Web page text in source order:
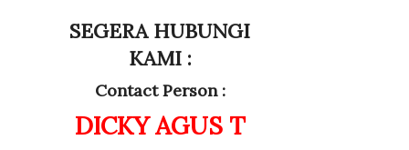
SEGERA HUBUNGI
KAMI :
Contact Person :
DICKY AGUS T